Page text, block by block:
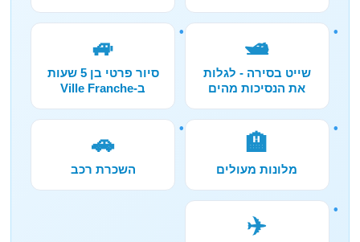
🛥️
שייט בסירה - לגלות
את הנסיכות מהים
🚙
סיור פרטי בן 5 שעות
ב-Ville Franche
🏨
מלונות מעולים
🚗
השכרת רכב
✈️